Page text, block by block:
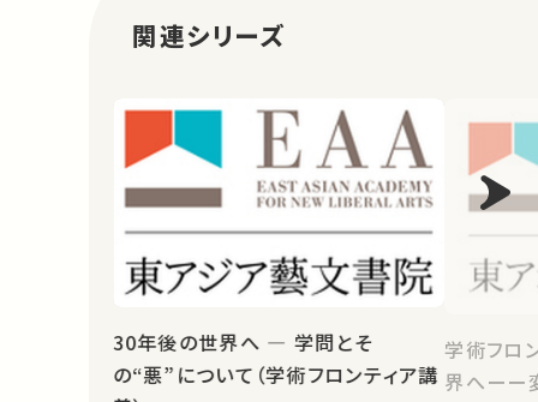
関連シリーズ
30年後の世界へ ― 学問とそ
の“悪”について（学術フロンティア講
学術フロ
界へーー